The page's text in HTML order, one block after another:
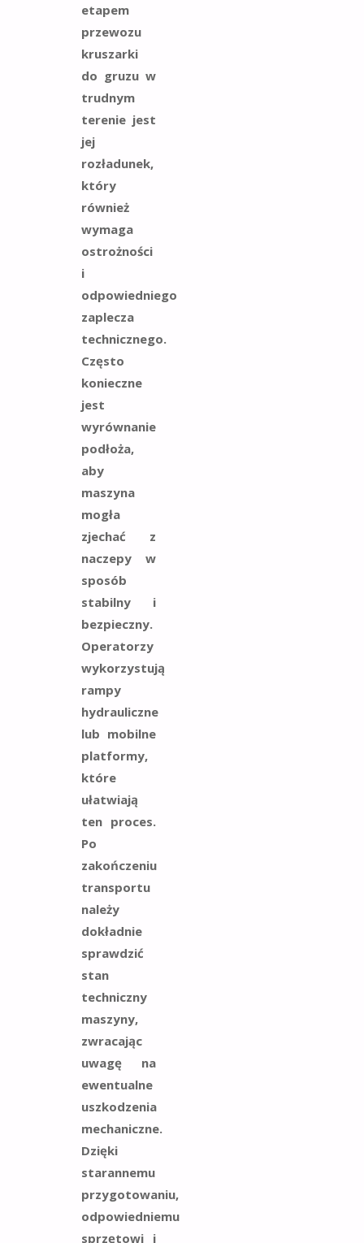
etapem
przewozu
kruszarki
do gruzu w
trudnym
terenie jest
jej
rozładunek,
który
również
wymaga
ostrożności
i
odpowiedniego
zaplecza
technicznego.
Często
konieczne
jest
wyrównanie
podłoża,
aby
maszyna
mogła
zjechać z
naczepy w
sposób
stabilny i
bezpieczny.
Operatorzy
wykorzystują
rampy
hydrauliczne
lub mobilne
platformy,
które
ułatwiają
ten proces.
Po
zakończeniu
transportu
należy
dokładnie
sprawdzić
stan
techniczny
maszyny,
zwracając
uwagę na
ewentualne
uszkodzenia
mechaniczne.
Dzięki
starannemu
przygotowaniu,
odpowiedniemu
sprzętowi i